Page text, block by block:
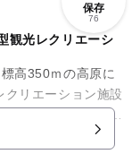
保存
76
観光レクリエーシ
高350ｍの高原に
リエーション施設
ンプ場、8棟のバン